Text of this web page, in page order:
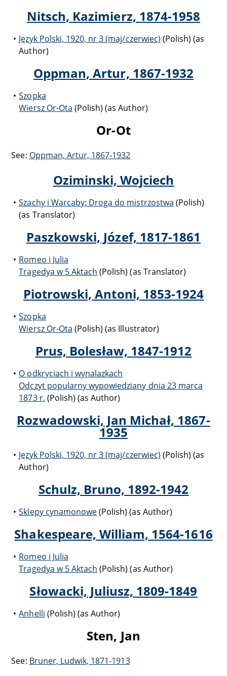
Nitsch, Kazimierz, 1874-1958
Język Polski, 1920, nr 3 (maj/czerwiec) (Polish) (as
Author)
Oppman, Artur, 1867-1932
Szopka
Wiersz Or-Ota (Polish) (as Author)
Or-Ot
See: Oppman, Artur, 1867-1932
Oziminski, Wojciech
Szachy i Warcaby: Droga do mistrzostwa (Polish)
(as Translator)
Paszkowski, Józef, 1817-1861
Romeo i Julia
Tragedya w 5 Aktach (Polish) (as Translator)
Piotrowski, Antoni, 1853-1924
Szopka
Wiersz Or-Ota (Polish) (as Illustrator)
Prus, Bolesław, 1847-1912
O odkryciach i wynalazkach
Odczyt popularny wypowiedziany dnia 23 marca
1873 r. (Polish) (as Author)
Rozwadowski, Jan Michał, 1867-
1935
Język Polski, 1920, nr 3 (maj/czerwiec) (Polish) (as
Author)
Schulz, Bruno, 1892-1942
Sklepy cynamonowe(Polish) (as Author)
Shakespeare, William, 1564-1616
Romeo i Julia
Tragedya w 5 Aktach (Polish) (as Author)
Słowacki, Juliusz, 1809-1849
Anhelli (Polish) (as Author)
Sten, Jan
See: Bruner, Ludwik, 1871-1913